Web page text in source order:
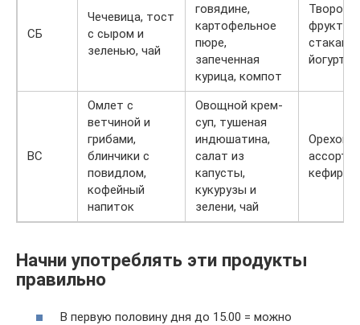
СБ
Чечевица, тост
с сыром и
зеленью, чай
говядине,
картофельное
пюре,
запеченная
курица, компот
Творог с
стакан
йогурта
ВС
Омлет с
ветчиной и
грибами,
блинчики с
повидлом,
кофейный
напиток
Овощной крем-
суп, тушеная
индюшатина,
салат из
капусты,
кукурузы и
зелени, чай
ассорти,
кефир
Начни употреблять эти продукты
правильно
В первую половину дня до 15.00 = можно